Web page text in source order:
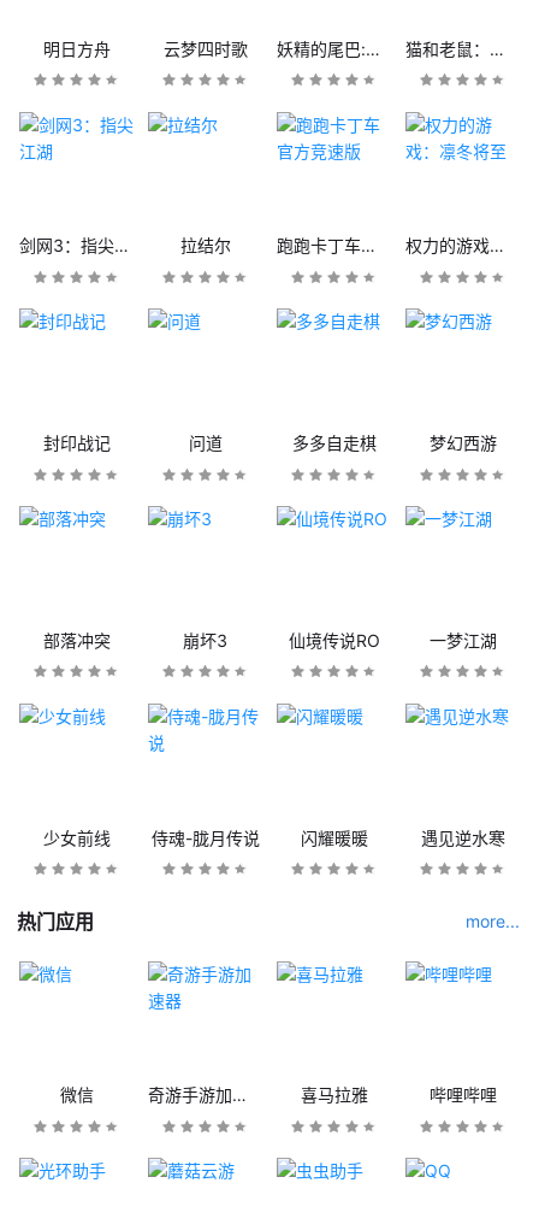
明日方舟 云梦四时歌 妖精的尾巴:魔导少年 猫和老鼠：欢乐互动
剑网3：指尖江湖 拉结尔 跑跑卡丁车官方竞速版 权力的游戏：凛冬将至
封印战记 问道 多多自走棋 梦幻西游
部落冲突 崩坏3 仙境传说RO 一梦江湖
少女前线 侍魂-胧月传说 闪耀暖暖 遇见逆水寒
热门应用 more...
微信 奇游手游加速器 喜马拉雅 哔哩哔哩